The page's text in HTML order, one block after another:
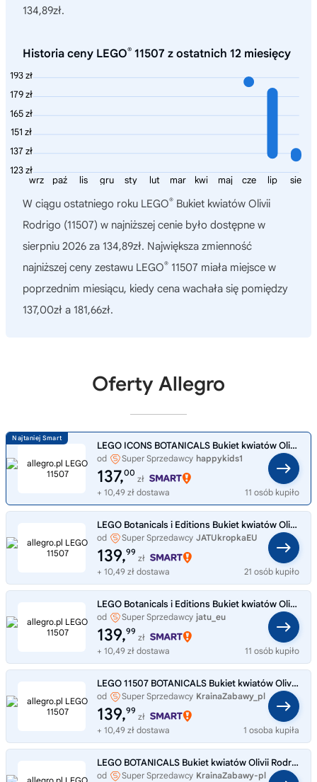
134,89zł.
Historia ceny LEGO® 11507 z ostatnich 12 miesięcy
193 zł
179 zł
165 zł
151 zł
137 zł
123 zł
sie
lip
cze
maj
kwi
mar
lut
sty
gru
lis
paź
wrz
W ciągu ostatniego roku LEGO® Bukiet kwiatów Olivii
Rodrigo (11507) w najniższej cenie było dostępne w
sierpniu 2026 za 134,89zł. Największa zmienność
najniższej ceny zestawu LEGO® 11507 miała miejsce w
poprzednim miesiącu, kiedy cena wachała się pomiędzy
137,00zł a 181,66zł.
Oferty Allegro
LEGO ICONS BOTANICALS Bukiet kwiatów Olivii Rodrigo 11507
od Super Sprzedawcy happykids1
137,00
zł
+ 10,49 zł dostawa
11 osób kupiło
LEGO Botanicals i Editions Bukiet kwiatów Olivii Rodrigo 11507
od Super Sprzedawcy JATUkropkaEU
139,99
zł
+ 10,49 zł dostawa
21 osób kupiło
LEGO Botanicals i Editions Bukiet kwiatów Olivii Rodrigo 11507
od Super Sprzedawcy jatu_eu
139,99
zł
+ 10,49 zł dostawa
11 osób kupiło
LEGO 11507 BOTANICALS Bukiet kwiatów Olivii Rodrigo
od Super Sprzedawcy KrainaZabawy_pl
139,99
zł
+ 10,49 zł dostawa
1 osoba kupiła
LEGO BOTANICALS Bukiet kwiatów Olivii Rodrigo 11507
od Super Sprzedawcy KrainaZabawy-pl